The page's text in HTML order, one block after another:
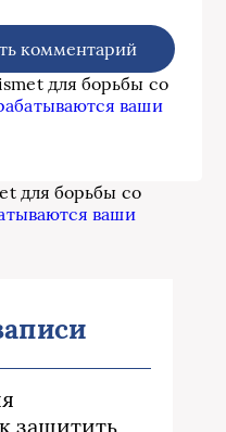
для борьбы со
ваши
для борьбы со
ваши
защитить